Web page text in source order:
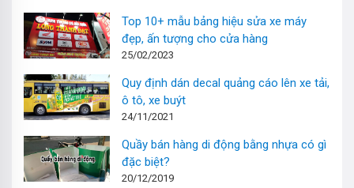
Top 10+ mẫu bảng hiệu sửa xe máy
đẹp, ấn tượng cho cửa hàng
25/02/2023
Quy định dán decal quảng cáo lên xe tải,
ô tô, xe buýt
24/11/2021
Quầy bán hàng di động bằng nhựa có gì
đặc biệt?
20/12/2019